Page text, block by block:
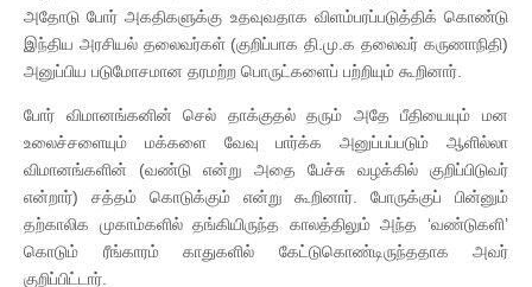
அதோடு போர் அகதிகளுக்கு உதவுவதாக விளம்பரப்படுத்திக் கொண்டு
இந்திய அரசியல் தலைவர்கள் (குறிப்பாக தி.மு.க தலைவர் கருணாநிதி)
அனுப்பிய படுமோசமான தரமற்ற பொருட்களைப் பற்றியும் கூறினார்.
போர் விமானங்கனின் செல் தாக்குதல் தரும் அதே பீதியையும் மன
உலைச்சளையும் மக்களை வேவு பார்க்க அனுப்பப்படும் ஆளில்லா
விமானங்களின் (வண்டு என்று அதை பேச்சு வழக்கில் குறிப்பிடுவர்
என்றார்) சத்தம் கொடுக்கும் என்று கூறினார். போருக்குப் பின்னும்
தற்காலிக முகாம்களில் தங்கியிருந்த காலத்திலும் அந்த ‘வண்டுகளி’
கொடும் ரீங்காரம் காதுகளில் கேட்டுகொண்டிருந்ததாக அவர்
குறிப்பிட்டார்.